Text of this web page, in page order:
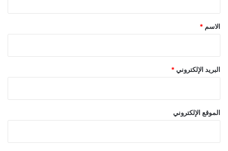
*
الاسم *
البريد الإلكتروني *
الموقع الإلكتروني